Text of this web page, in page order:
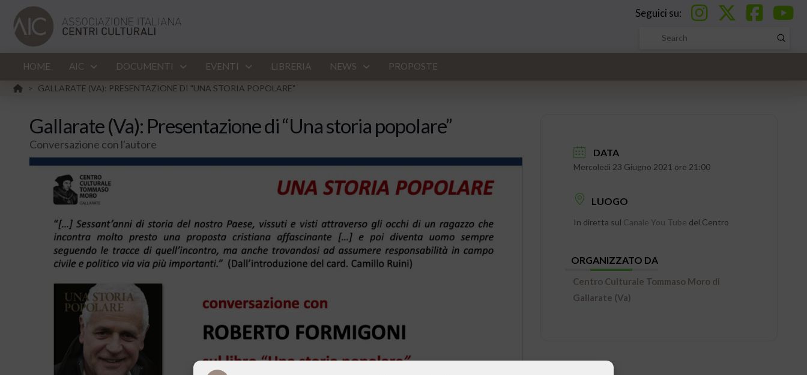
Seguici su:
Search
Submit
HOME AIC DOCUMENTI EVENTI LIBRERIA NEWS PROPOSTE
HOME
> GALLARATE (VA): PRESENTAZIONE DI "UNA STORIA POPOLARE"
Gallarate (Va): Presentazione di “Una storia popolare”
Conversazione con l'autore
DATA
Mercoledì 23 Giugno 2021 ore 21:00
LUOGO
In diretta sul Canale You Tube del Centro
ORGANIZZATO DA
Centro Culturale Tommaso Moro di
Gallarate (Va)